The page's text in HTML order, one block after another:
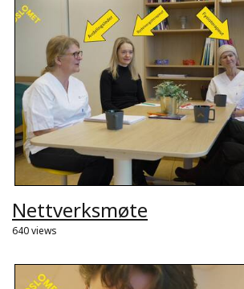
Nettverksmøte
640 views